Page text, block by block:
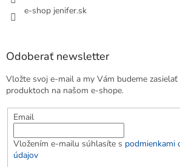
e-shop jenifer.sk
Odoberať newsletter
Vložte svoj e-mail a my Vám budeme
produktoch na našom e-shope.
Email
Vložením e-mailu súhlasíte s podmienkami
údajov